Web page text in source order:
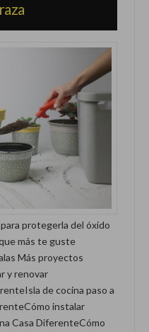
protegerla del óxido
más te guste
Más proyectos
y renovar
de cocina paso a
instalar
Casa DiferenteCómo